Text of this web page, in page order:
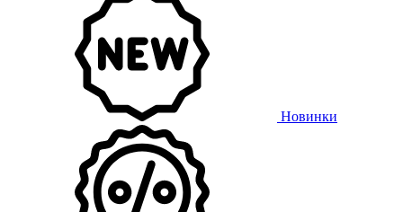
Новинки